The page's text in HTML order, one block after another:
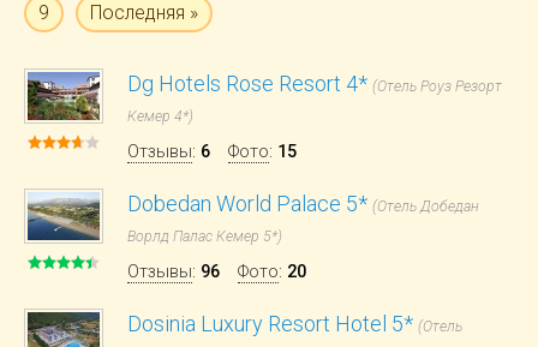
9 Последняя »
Dg Hotels Rose Resort 4* (Отель Роуз Резорт
Кемер 4*)
Отзывы: 6 Фото: 15
Dobedan World Palace 5* (Отель Добедан
Ворлд Палас Кемер 5*)
Отзывы: 96 Фото: 20
Dosinia Luxury Resort Hotel 5* (Отель